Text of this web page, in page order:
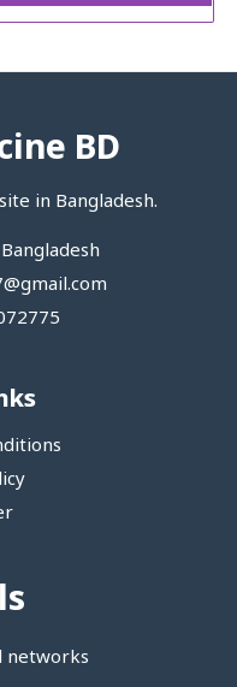
BD
in Bangladesh.
networks